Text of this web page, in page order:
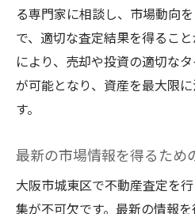
資産価値向上のため
る専門家に相談し、市場動向
で、適切な査定結果を得るこ
により、売却や投資の適切な
が可能となり、資産を最大限
す。
最新の市場情報を得るため
大阪市城東区で不動産査定を
集が不可欠です。最新の情報